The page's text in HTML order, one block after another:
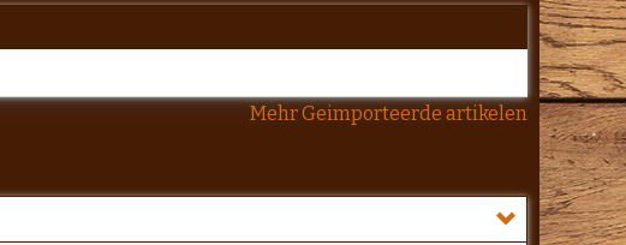
Mehr Geimporteerde artikelen